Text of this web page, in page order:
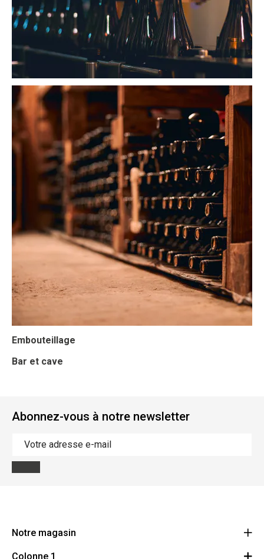
Embouteillage
Bar et cave
Abonnez-vous à notre newsletter
Notre magasin
BMS Champetterke
Colonne 1